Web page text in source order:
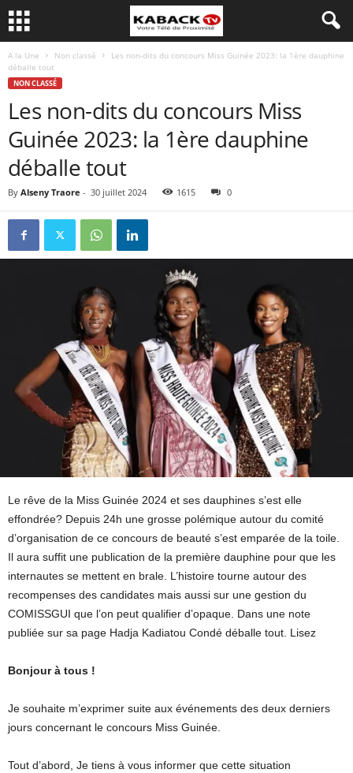
A la Une Non classé
Les non-dits du concours Miss Guinée 2023: la 1ère dauphine
déballe tout
NON CLASSÉ
Les non-dits du concours Miss
Guinée 2023: la 1ère dauphine
déballe tout
By Alseny Traore - 30 juillet 2024 1615 0
Le rêve de la Miss Guinée 2024 et ses dauphines s’est elle
effondrée? Depuis 24h une grosse polémique autour du comité
d’organisation de ce concours de beauté s’est emparée de la toile.
Il aura suffit une publication de la première dauphine pour que les
internautes se mettent en brale. L’histoire tourne autour des
recompenses des candidates mais aussi sur une gestion du
COMISSGUI que l’on peut qualifier d’opaque. Dans une note
publiée sur sa page Hadja Kadiatou Condé déballe tout. Lisez
Bonjour à tous !
Je souhaite m’exprimer suite aux événements des deux derniers
jours concernant le concours Miss Guinée.
Tout d’abord, Je tiens à vous informer que cette situation